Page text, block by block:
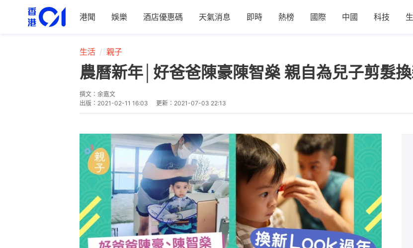
港聞 娛樂 酒店優惠碼 天氣消息 即時 熱榜 國際 中國 科技
生活 親子
農曆新年│好爸爸陳豪陳智燊 親自為兒子剪髮
撰文： 余嘉文
出版： 2021-02-11 16:03 更新： 2021-07-03 22:13